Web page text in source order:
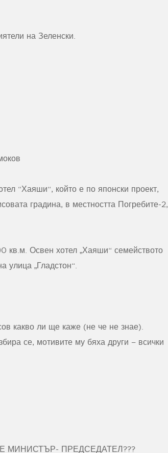
на Зеленски.
“Хаяши“, който е по японски проект,
градина, в местността Погребите-2,
кв.м. Освен хотел „Хаяши“ семейството
улица „Гладстон“.
какво ли ще каже (не че не знае).
се, мотивите му бяха други – всички
МИНИСТЪР- ПРЕДСЕДАТЕЛ???